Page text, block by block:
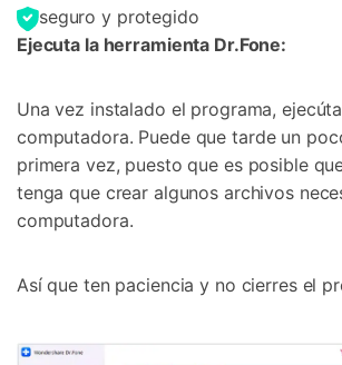
seguro y protegido
Ejecuta la herramienta Dr.Fone:
Una vez instalado el programa,
computadora. Puede que tarde un
primera vez, puesto que es posible
tenga que crear algunos archivos
computadora.
Así que ten paciencia y no cierres el